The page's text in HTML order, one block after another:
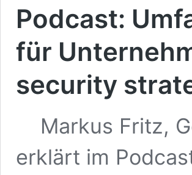
Podcast:
für
security
Markus Fritz,
erklärt im